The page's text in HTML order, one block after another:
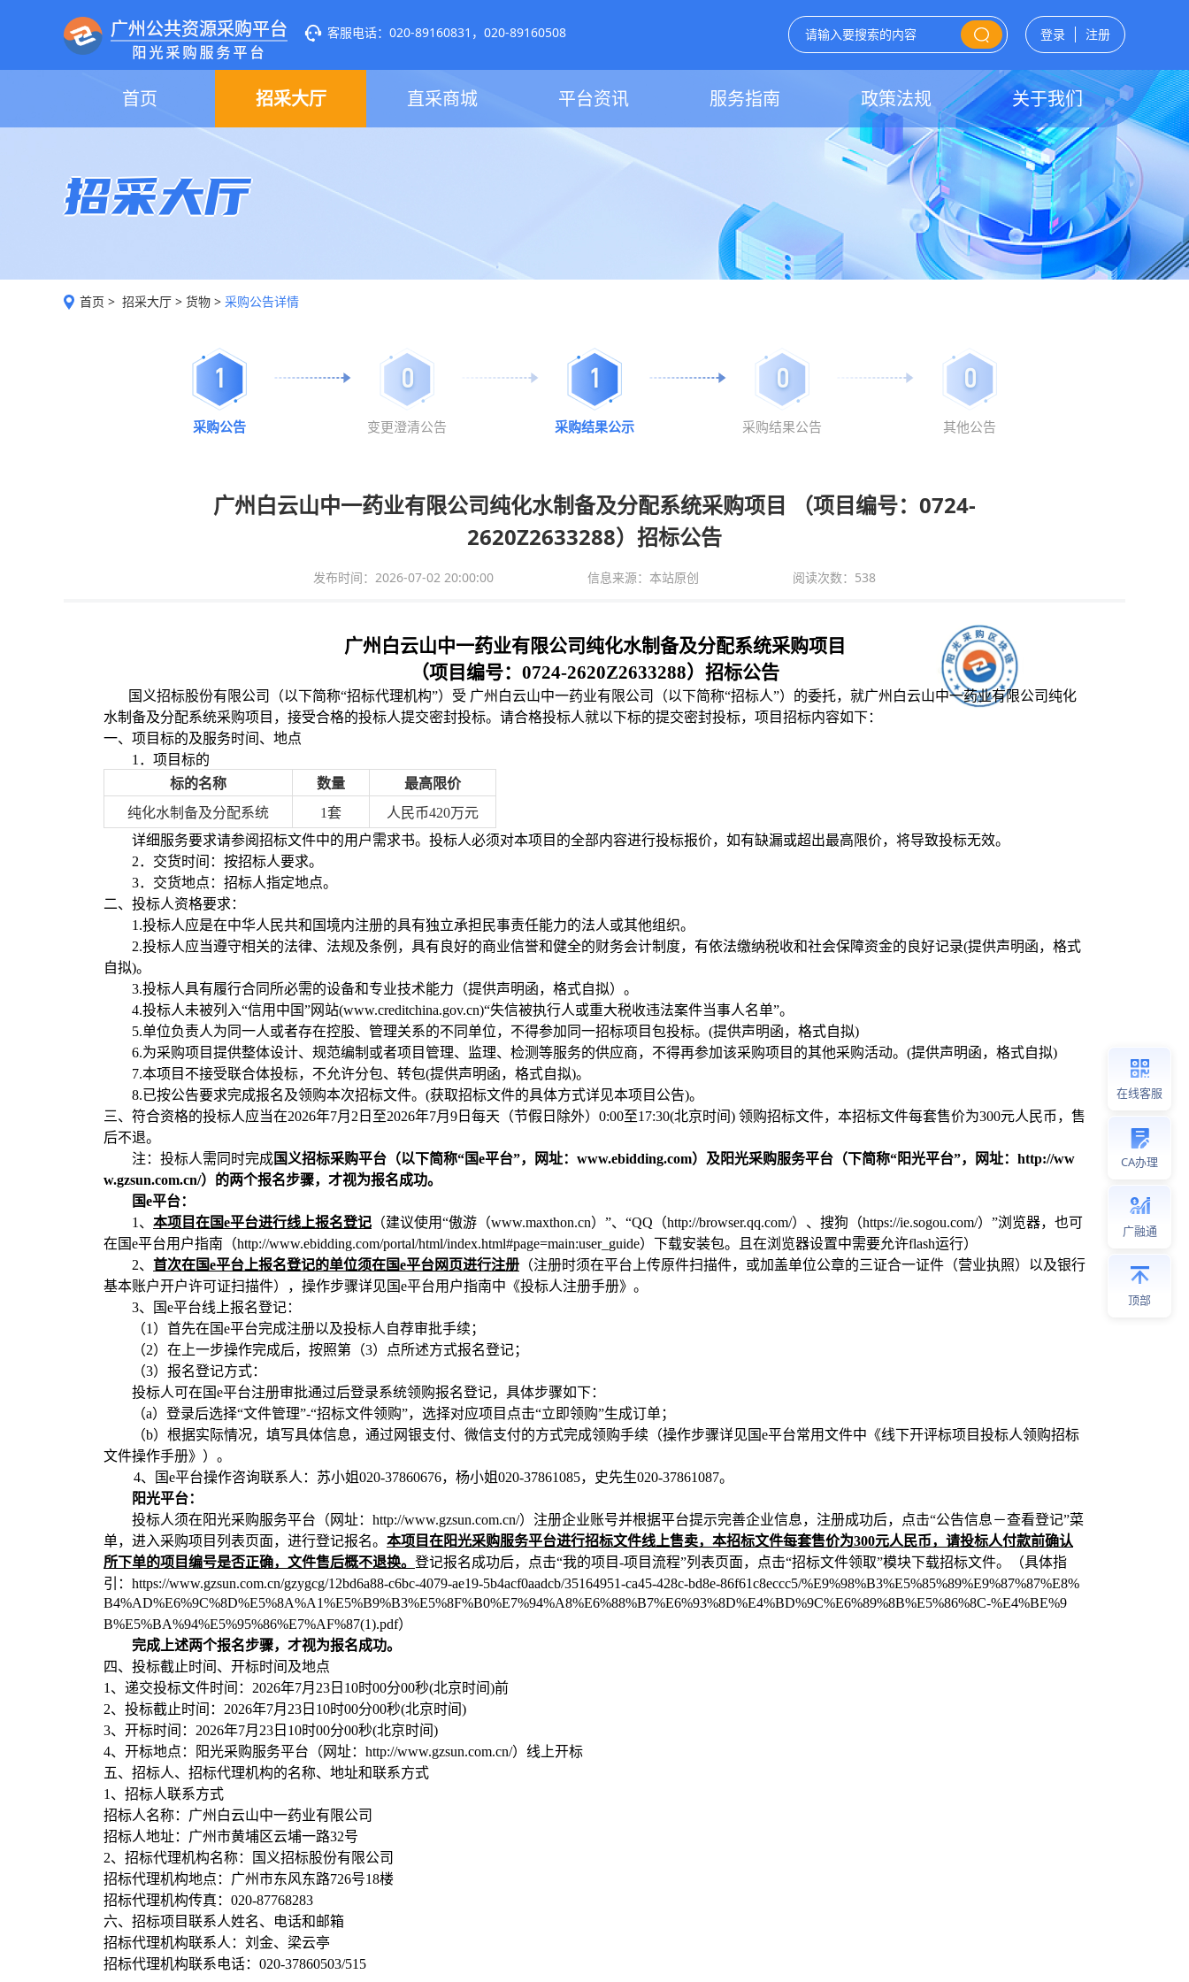
客服电话：020-89160831，020-89160508 登录 注册
首页 招采大厅 直采商城 平台资讯 服务指南 政策法规 关于我们
在线客服
CA办理
广融通
顶部
招采大厅
首页 > 招采大厅 > 货物 > 采购公告详情
1
采购公告
0
变更澄清公告
1
采购结果公示
0
采购结果公告
0
其他公告
广州白云山中一药业有限公司纯化水制备及分配系统采购项目 （项目编号：0724-
2620Z2633288）招标公告
发布时间：2026-07-02 20:00:00 信息来源：本站原创 阅读次数： 538
广州白云山中一药业有限公司纯化水制备及分配系统采购项目
（项目 编号： 0724-2620Z2633288） 招标公告
国义招标股份有限公司（以下简称“招标代理机构”）受 广州白云山中一药业有限公司 （以下简称“招标人”）的委托，就广州白云山中一药业有限公司纯化
水制备及分配系统采购项目 ， 接受合格的投标人提交密封投标。请合格投标人就以下标的提交密封投标， 项目招标内容如下：
一、 项目标的及服务时间、地点
1．项目标的
标的名称
数量
最高限价
纯化水制备及分配系统
1套 人民币420万元
详细服务要求请参阅招标文件中的用户需求书。投标人必须对本项目的全部内容进行投标报价，如有缺漏或超出最高限价，将导致投标无效。
2．交货时间：按招标人要求。
3．交货地点：招标人指定地点。
二、投标人资格要求：
1.投标人应是在中华人民共和国境内注册的具有独立承担民事责任能力的法人或其他组织。
2.投标人应当遵守相关的法律、法规及条例，具有良好的商业信誉和健全的财务会计制度，有依法缴纳税收和社会保障资金的良好记录(提供声明函，格式
自拟)。
3.投标人具有履行合同所必需的设备和专业技术能力（提供声明函，格式自拟）。
4.投标人未被列入“信用中国”网站(www.creditchina.gov.cn)“失信被执行人或重大税收违法案件当事人名单”。
5.单位负责人为同一人或者存在控股、管理关系的不同单位，不得参加同一招标项目包投标。(提供声明函，格式自拟)
6.为采购项目提供整体设计、规范编制或者项目管理、监理、检测等服务的供应商，不得再参加该采购项目的其他采购活动。(提供声明函，格式自拟)
7.本项目不接受联合体投标，不允许分包、转包(提供声明函，格式自拟)。
8.已按公告要求完成报名及领购本次招标文件。(获取招标文件的具体方式详见本项目公告)。
三、符合资格的投标人应当在2026年7月2日至2026年7月9日每天（节假日除外）0:00至17:30(北京时间) 领购招标文件，本招标文件每套售价为300元人民币，售
后不退。
注： 投标人需同时完成国义招标采购平台（以下简称“国e平台”，网址：www.ebidding.com）及阳光采购服务平台（下简称“阳光平台”，网址：http://ww
w.gzsun.com.cn/）的两个报名步骤，才视为报名成功。
国e平台：
1、 本项目在国e平台进行线上报名登记 （建议使用“傲游（www.maxthon.cn）”、“QQ（http://browser.qq.com/）、搜狗（https://ie.sogou.com/）”浏览器，也可
在国e平台用户指南（http://www.ebidding.com/portal/html/index.html#page=main:user_guide）下载安装包。且在浏览器设置中需要允许flash运行）
2、 首次在国e平台上报名登记的单位须在国e平台网页进行注册 （注册时须在平台上传原件扫描件，或加盖单位公章的三证合一证件（营业执照）以及银行
基本账户开户许可证扫描件），操作步骤详见国e平台用户指南中《投标人注册手册》。
3、国e平台线上报名登记：
（1）首先在国e平台完成注册以及投标人自荐审批手续；
（2）在上一步操作完成后，按照第（3）点所述方式报名登记；
（3） 报名登记方式：
投标人可在国e平台注册审批通过后登录系统领购报名登记，具体步骤如下：
（a）登录后选择“文件管理”-“招标文件领购”，选择对应项目点击“立即领购”生成订单；
（b）根据实际情况，填写具体信息，通过网银支付、微信支付的方式完成领购手续（操作步骤详见国e平台常用文件中《线下开评标项目投标人领购招标
文件操作手册》） 。
4、国e平台操作咨询联系人：苏小姐020-37860676，杨小姐020-37861085，史先生020-37861087。
阳光平台：
投标人须在阳光采购服务平台（网址： http://www.gzsun.com.cn/）注册企业账号并根据平台提示完善企业信息， 注册成功后， 点击“公告信息－查看登记”菜
单，进入采购项目列表页面，进行登记报名。 本项目在阳光采购服务平台进行招标文件线上售卖，本招标文件每套售价为300元人民币，请投标人付款前确认
所下单的项目编号是否正确，文件售后概不退换。 登记报名成功后，点击“我的项目-项目流程”列表页面，点击“招标文件领取”模块下载招标文件。 （具体指
引： https://www.gzsun.com.cn/gzygcg/12bd6a88-c6bc-4079-ae19-5b4acf0aadcb/35164951-ca45-428c-bd8e-86f61c8eccc5/%E9%98%B3%E5%85%89%E9%87%87%E8%
B4%AD%E6%9C%8D%E5%8A%A1%E5%B9%B3%E5%8F%B0%E7%94%A8%E6%88%B7%E6%93%8D%E4%BD%9C%E6%89%8B%E5%86%8C-%E4%BE%9
B%E5%BA%94%E5%95%86%E7%AF%87(1).pdf）
完成上述两个报名步骤，才视为报名成功。
四、 投标截止时间、开标时间及地点
1、递交投标文件时间： 2026年7月23日10时00分00秒(北京时间)前
2、投标截止时间： 2026年7月23日10时00分00秒(北京时间)
3、开标时间： 2026年7月23日10时00分00秒(北京时间)
4、开标地点：阳光采购服务平台（网址：http://www.gzsun.com.cn/） 线上开标
五、招标人、招标代理机构的名称、地址和联系方式
1、招标人联系方式
招标人名称： 广州白云山中一药业有限公司
招标人地址：广州市黄埔区云埔一路32号
2、招标代理机构名称：国义招标股份有限公司
招标代理机构地点：广州市东风东路726号18楼
招标代理机构传真： 020-87768283
六、招标项目联系人姓名、电话和邮箱
招标代理机构联系人：刘金、 梁云亭
招标代理机构联系电话： 020-37860503/515